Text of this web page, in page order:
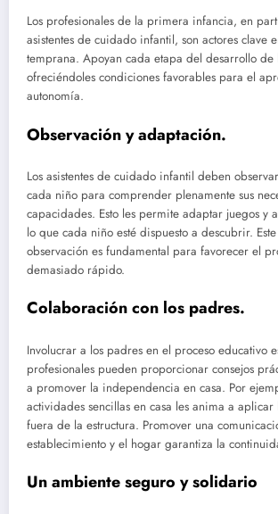
Los profesionales de la primera infancia, en
asistentes de cuidado infantil, son actores clave
temprana. Apoyan cada etapa del desarrollo de
ofreciéndoles condiciones favorables para el
autonomía.
Observación y adaptación.
Los asistentes de cuidado infantil deben
cada niño para comprender plenamente sus
capacidades. Esto les permite adaptar juegos y
lo que cada niño esté dispuesto a descubrir.
observación es fundamental para favorecer el
demasiado rápido.
Colaboración con los padres.
Involucrar a los padres en el proceso educativo
profesionales pueden proporcionar consejos
a promover la independencia en casa. Por
actividades sencillas en casa les anima a
fuera de la estructura. Promover una
establecimiento y el hogar garantiza la
Un ambiente seguro y solidario